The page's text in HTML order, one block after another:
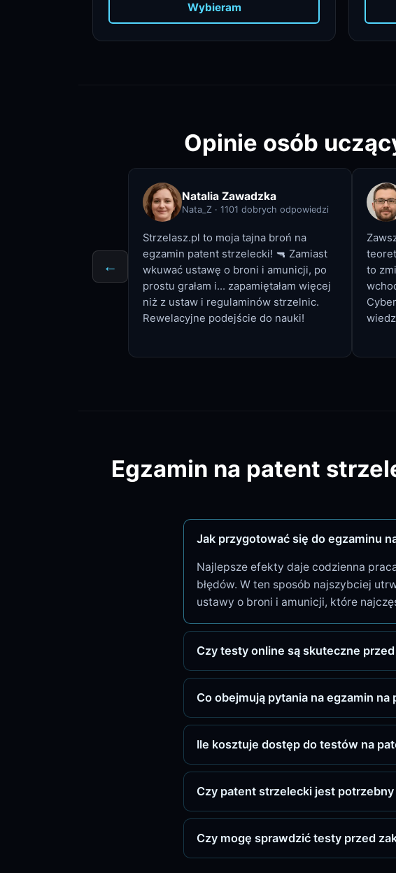
Wybieram
Opinie osób
←
Natalia Zawadzka
Nata_Z · 1101 dobrych odpowiedzi
Strzelasz.pl to moja tajna broń na
egzamin patent strzelecki! 🔫 Zamiast
wkuwać ustawę o broni i amunicji, po
prostu grałam i... zapamiętałam więcej
niż z ustaw i regulaminów strzelnic.
Rewelacyjne podejście do nauki!
to
Egzamin na patent
Jak przygotować się do egzaminu
Najlepsze efekty daje codzienna
błędów. W ten sposób najszybciej
ustawy o broni i amunicji, które
Czy testy online są skuteczne
Co obejmują pytania na egzamin
Ile kosztuje dostęp do testów na
Czy patent strzelecki jest
Czy mogę sprawdzić testy przed